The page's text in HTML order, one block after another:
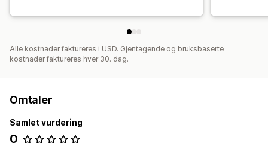
Alle kostnader faktureres i USD. Gjentagende og bruksbaserte
kostnader faktureres hver 30. dag.
Omtaler
Samlet vurdering
0